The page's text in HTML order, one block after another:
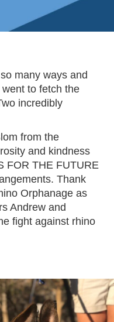
many ways and
to fetch the
incredibly
from the
and kindness
FOR THE FUTURE
Thank
Orphanage as
Andrew and
fight against rhino